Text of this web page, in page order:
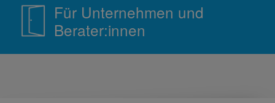
Für Unternehmen und
Berater:innen